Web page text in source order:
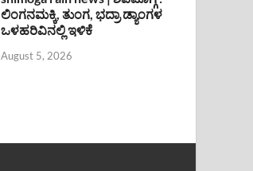
ಲಿಂಗನಮಕ್ಕಿ, ತುಂಗ, ಭದ್ರಾ ಡ್ಯಾಂಗಳ
ಒಳಹರಿವಿನಲ್ಲಿ ಇಳಿಕೆ
August 5, 2026